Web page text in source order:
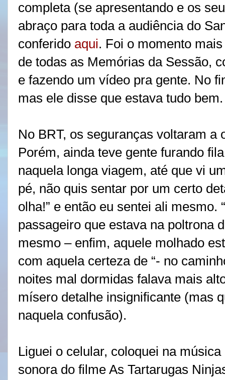
completa (se apresentando e os
abraço para toda a audiência do
conferido aqui. Foi o momento
de todas as Memórias da Sessão,
e fazendo um vídeo pra gente. No
mas ele disse que estava tudo bem.
No BRT, os seguranças voltaram a
Porém, ainda teve gente furando
naquela longa viagem, até que vi
pé, não quis sentar por um certo
olha!” e então eu sentei ali mesmo.
passageiro que estava na poltrona
mesmo – enfim, aquele molhado
com aquela certeza de “- no
noites mal dormidas falava mais
mísero detalhe insignificante (mas
naquela confusão).
Liguei o celular, coloquei na
sonora do filme As Tartarugas